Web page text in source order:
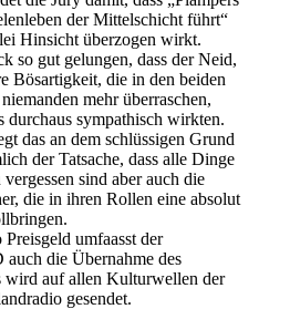
der Mittelschicht führt“
Hinsicht überzogen wirkt.
so gut gelungen, dass der Neid,
Bösartigkeit, die in den beiden
mehr überraschen,
durchaus sympathisch wirkten.
das an dem schlüssigen Grund
der Tatsache, dass alle Dinge
sind aber auch die
die in ihren Rollen eine absolut
umfaasst der
die Übernahme des
wird auf allen Kulturwellen der
gesendet.